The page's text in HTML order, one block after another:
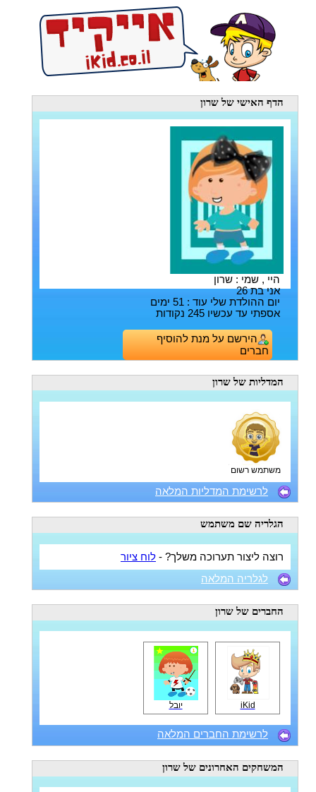
הדף האישי של שרון
היי , שמי : שרון
אני בת 26
יום ההולדת שלי עוד : 51 ימים
אספתי עד עכשיו 245 נקודות
הירשם על מנת להוסיף
חברים
המדליות של שרון
משתמש רשום
לרשימת המדליות המלאה
הגלריה שם משתמש
רוצה ליצור תערוכה משלך? - לוח ציור
לגלריה המלאה
החברים של שרון
iKid יובל
לרשימת החברים המלאה
המשחקים האחרונים של שרון